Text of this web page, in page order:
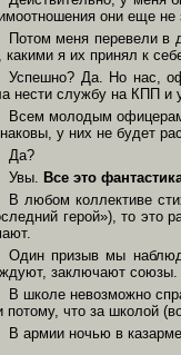
они еще не
Потом меня перевели в
какими я их принял к
Успешно? Да. Но нас,
нести службу на КПП и
Всем молодым офицерам
у них не будет
Да?
Увы. Все это
В любом коллективе
герой»), то это
Один призыв мы
заключают союзы.
В школе невозможно
потому, что за школой
В армии ночью в